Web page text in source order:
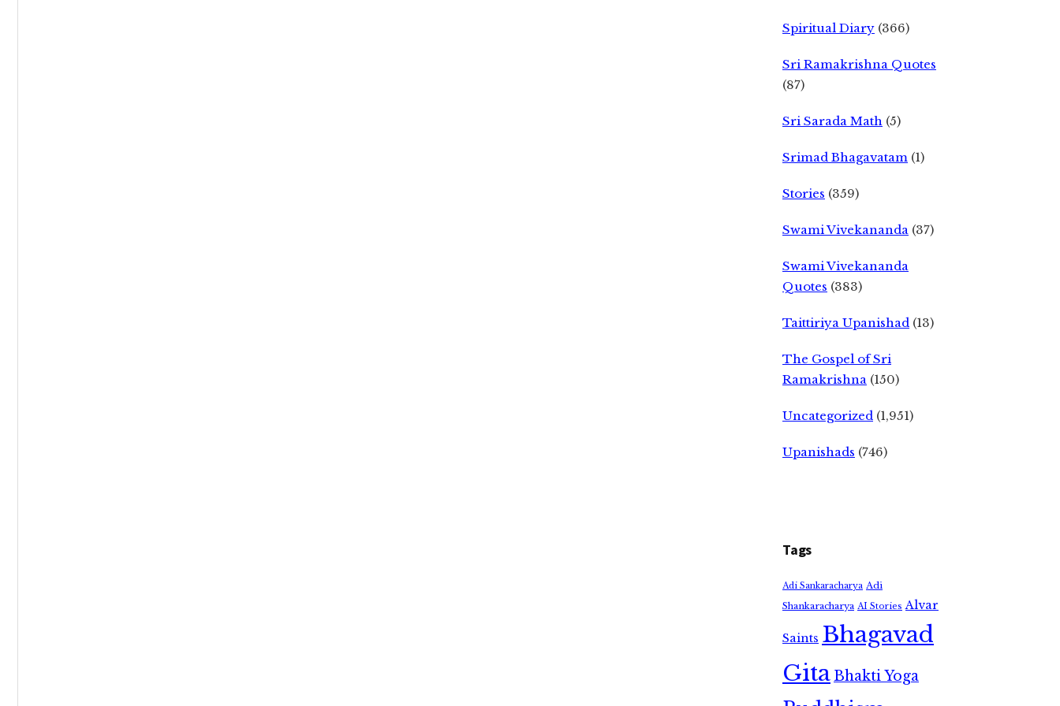
Spiritual Diary (366)
Sri Ramakrishna Quotes
(87)
Sri Sarada Math (5)
Srimad Bhagavatam (1)
Stories (359)
Swami Vivekananda (37)
Swami Vivekananda
Quotes (383)
Taittiriya Upanishad (13)
The Gospel of Sri
Ramakrishna (150)
Uncategorized (1,951)
Upanishads (746)
Tags
Adi Sankaracharya Adi
Shankaracharya AI Stories Alvar
Saints Bhagavad
GitaBhakti Yoga